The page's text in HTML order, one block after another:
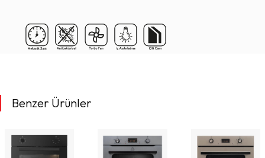
Benzer Ürünler